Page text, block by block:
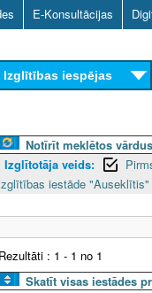
Skip
to
main
content
E-Konsultācijas
Izglītības iespējas
Notīrīt meklētos
Izglītotāja veids:
iestāde "Auseklītis"
Rezultāti : 1 - 1 no 1
Skatīt visas iestādes